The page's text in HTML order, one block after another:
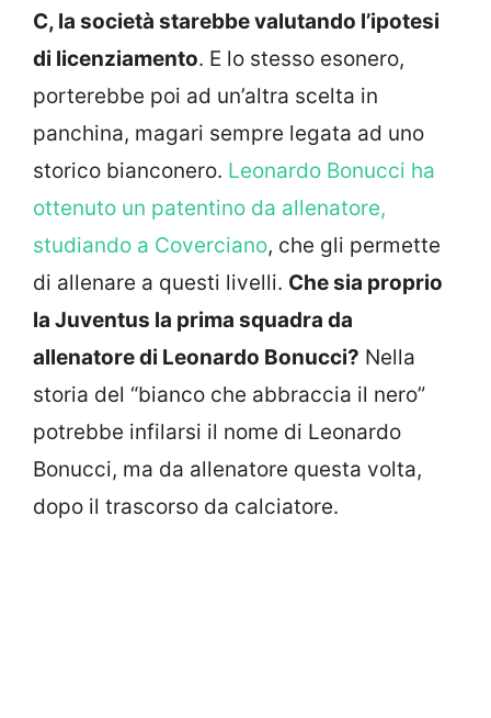
C, la società starebbe valutando l’ipotesi
di licenziamento. E lo stesso esonero,
porterebbe poi ad un’altra scelta in
panchina, magari sempre legata ad uno
storico bianconero. Leonardo Bonucci ha
ottenuto un patentino da allenatore,
studiando a Coverciano, che gli permette
di allenare a questi livelli. Che sia proprio
la Juventus la prima squadra da
allenatore di Leonardo Bonucci? Nella
storia del “bianco che abbraccia il nero”
potrebbe infilarsi il nome di Leonardo
Bonucci, ma da allenatore questa volta,
dopo il trascorso da calciatore.